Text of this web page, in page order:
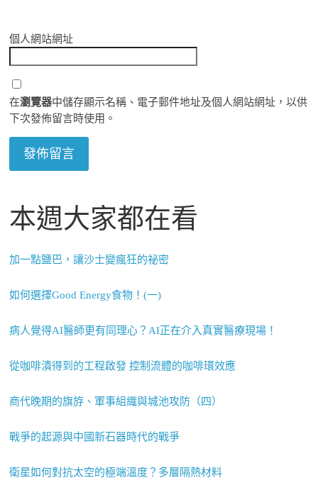
個人網站網址
在瀏覽器中儲存顯示名稱、電子郵件地址及個人網站網址，以供
下次發佈留言時使用。
本週大家都在看
加一點鹽巴，讓沙士變瘋狂的祕密
如何選擇Good Energy食物！(一)
病人覺得AI醫師更有同理心？AI正在介入真實醫療現場！
從咖啡漬得到的工程啟發 控制流體的咖啡環效應
商代晚期的旗斿、軍事組織與城池攻防（四）
戰爭的起源與中國新石器時代的戰爭
衛星如何對抗太空的極端溫度？多層隔熱材料